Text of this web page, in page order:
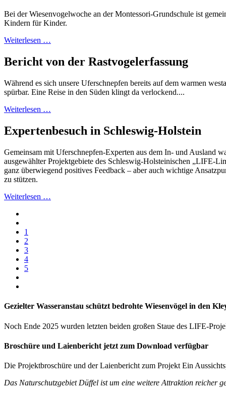
Bei der Wiesenvogelwoche an der Montessori-Grundschule ist
Kindern für Kinder.
Weiterlesen …
Bericht von der Rastvogelerfassung
Während es sich unsere Uferschnepfen bereits auf dem warmen
spürbar. Eine Reise in den Süden klingt da verlockend....
Weiterlesen …
Expertenbesuch in Schleswig-Holstein
Gemeinsam mit Uferschnepfen-Experten aus dem In- und Ausland
ausgewählter Projektgebiete des Schleswig-Holsteinischen „LIFE-
ganz überwiegend positives Feedback – aber auch wichtige
zu stützen.
Weiterlesen …
1
2
3
4
5
Gezielter Wasseranstau schützt bedrohte Wiesenvögel in den
Noch Ende 2025 wurden letzten beiden großen Staue des LIFE-
Broschüre und Laienbericht jetzt zum Download verfügbar
Die Projektbroschüre und der Laienbericht zum Projekt Ein
Das Naturschutzgebiet Düffel ist um eine weitere Attraktion reicher